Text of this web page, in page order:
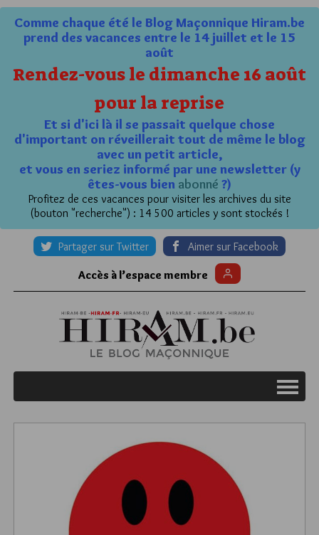
Comme chaque été le Blog Maçonnique Hiram.be
prend des vacances entre le 14 juillet et le 15
août
Rendez-vous le dimanche 16 août
pour la reprise
Et si d'ici là il se passait quelque chose
d'important on réveillerait tout de même le blog
avec un petit article,
et vous en seriez informé par une newsletter (y
êtes-vous bien abonné ?)
Profitez de ces vacances pour visiter les archives du site
(bouton "recherche") : 14 500 articles y sont stockés !
Partager sur Twitter Aimer sur Facebook
Accès à l’espace membre